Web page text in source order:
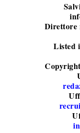
Direttore
Listed